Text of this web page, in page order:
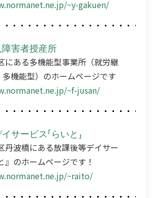
~y-gakuen/
害者授産所
にある多機能型事業所（就労継
機能型）のホームページです
~f-jusan/
サービス「らいと」
丹波橋にある放課後等デイサー
』のホームページです！
~raito/